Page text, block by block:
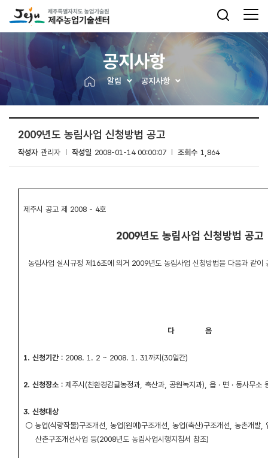
공지사항
알림 공지사항
2009년도 농림사업 신청방법 공고
작성자 관리자 작성일 2008-01-14 00:00:07 조회수 1,864
제주시 공고 제 2008 - 4호
2009년도 농림사업 신청방법 공고
농림사업 실시규정 제16조에 의거 2009년도 농림사업 신청방법을 다음과 같이
다 음
1. 신청기간: 2008. 1. 2 ~ 2008. 1. 31까지(30일간)
2. 신청장소 : 제주시(친환경감귤농정과, 축산과, 공원녹지과), 읍 · 면 · 동사무소
3. 신청대상
○ 농업(식량작물)구조개선, 농업(원예)구조개선, 농업(축산)구조개선, 농촌개발,
산촌구조개선사업 등(2008년도 농림사업시행지침서 참조)